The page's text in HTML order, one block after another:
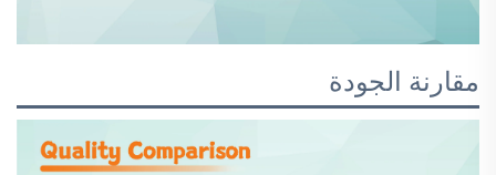
مقارنة الجودة